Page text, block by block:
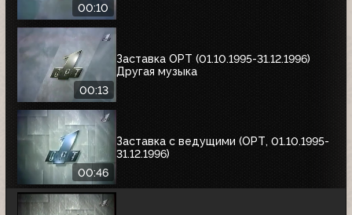
00:10
00:13
Заставка ОРТ (01.10.1995-31.12.1996)
Другая музыка
00:46
Заставка с ведущими (ОРТ, 01.10.1995-
31.12.1996)